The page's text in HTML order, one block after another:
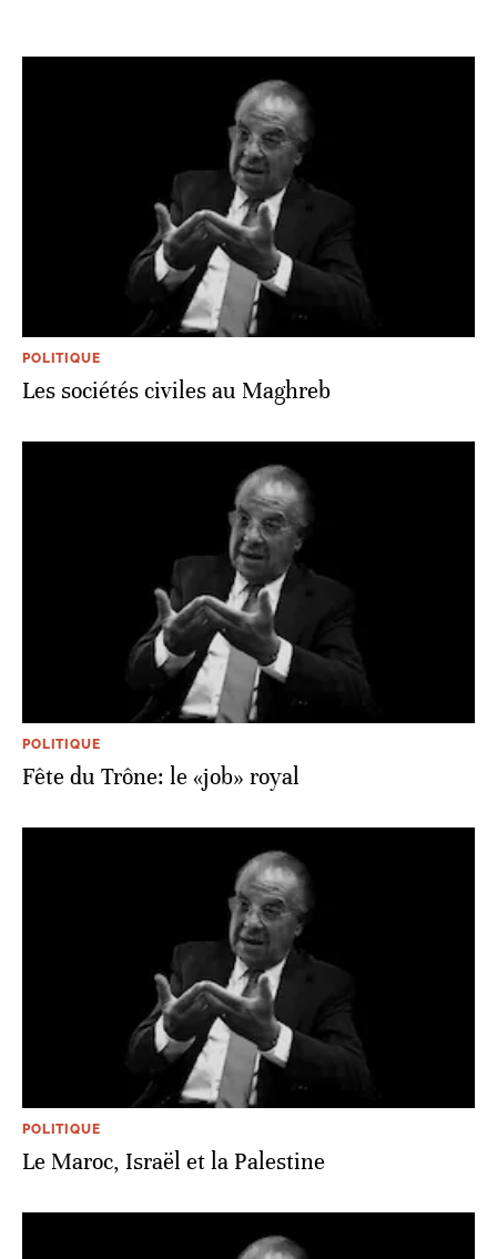
POLITIQUE
Les sociétés civiles au Maghreb
POLITIQUE
Fête du Trône: le «job» royal
POLITIQUE
Le Maroc, Israël et la Palestine